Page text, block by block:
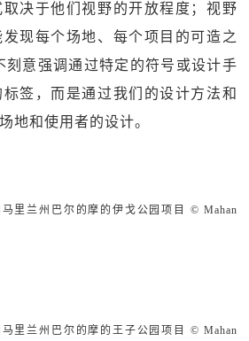
决于他们视野的开放程度；视野
现每个场地、每个项目的可造之
刻意强调通过特定的符号或设计手
签，而是通过我们的设计方法和
地和使用者的设计。
里兰州巴尔的摩的伊戈公园项目 © Mahan
里兰州巴尔的摩的王子公园项目 © Mahan